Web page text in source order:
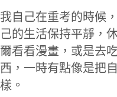
我自己在重考的時候
己的生活保持平靜，
爾看看漫畫，或是去
西，一時有點像是把
樣。